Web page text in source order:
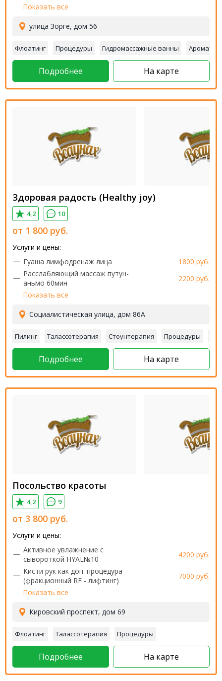
Показать все
улица Зорге, дом 56
Флоатинг Процедуры Гидромассажные ванны
Подробнее На карте
Здоровая радость (Healthy joy)
4,2 10
от 1 800 руб.
Услуги и цены:
Гуаша лимфодренаж лица
1800 руб.
Расслабляющий массаж путун-
аньмо 60мин
2200 руб.
Показать все
Социалистическая улица, дом 86А
Пилинг Талассотерапия Стоунтерапия Процедуры
Подробнее На карте
Посольство красоты
4,2 9
от 3 800 руб.
Услуги и цены:
Активное увлажнение с
сывороткой HYAL№10
4200 руб.
Кисти рук как доп. процедура
(фракционный RF - лифтинг)
7000 руб.
Показать все
Кировский проспект, дом 69
Флоатинг Талассотерапия Процедуры
Подробнее На карте